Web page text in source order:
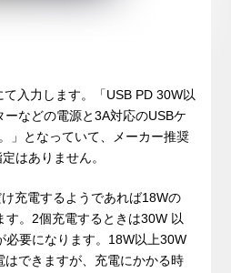
入力します。「USB PD 30W以
ーなどの電源と3A対応のUSBケ
」となっていて、メーカー推奨
はありません。
充電するようであれば18Wの
す。2個充電するときは30W 以
必要になります。18W以上30W
できますが、充電にかかる時